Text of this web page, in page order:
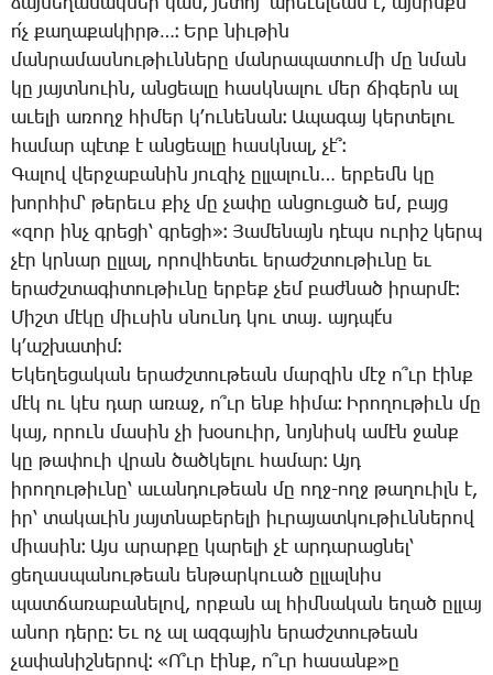
ձայ­նե­ղա­նակ­ներ կան, յե­տոյ՝ ա­րե­ւե­լեան է, այ­սինքն
ո՛չ քա­ղա­քա­կիրթ…։ Երբ նիւ­թին
ման­րա­մաս­նու­թիւն­նե­րը ման­րա­պա­տու­մի մը նման
կը յայտ­նուին, ան­ցեա­լը հասկ­նա­լու մեր ճի­գերն ալ
ա­ւե­լի ա­ռողջ հի­մեր կ­՚ու­նե­նան։ Ա­պա­գայ կեր­տե­լու
հա­մար պէտք է ան­ցեա­լը հասկ­նալ, չէ՞։
­Գա­լով վեր­ջա­բա­նին յու­զիչ ըլ­լա­լուն… եր­բեմն կը
խոր­հիմ՝ թե­րեւս քիչ մը չա­փը ան­ցու­ցած եմ, բայց
«զոր ինչ գրե­ցի՝ գրե­ցի»։ ­Յա­մե­նայն դէպս ու­րիշ կերպ
չէր կրնար ըլ­լալ, ո­րով­հե­տեւ ե­րաժշ­տու­թիւ­նը եւ
ե­րաժշ­տա­գի­տու­թիւ­նը եր­բեք չեմ բաժ­նած ի­րար­մէ։
­Միշտ մէ­կը միւ­սին սնունդ կու տայ. այդ­պէ՛ս
կ­՚աշ­խա­տիմ։
Ե­կե­ղե­ցա­կան ե­րաժշ­տու­թեան մար­զին մէջ ո՞ւր էինք
մէկ ու կէս դար ա­ռաջ, ո՞ւր ենք հի­մա։ Ի­րո­ղու­թիւն մը
կայ, ո­րուն մա­սին չի խօ­սո­ւիր, նոյ­նիսկ ա­մէն ջանք
կը թա­փո­ւի վրան ծած­կե­լու հա­մար։ Այդ
ի­րո­ղու­թիւ­նը՝ ա­ւան­դու­թեան մը ողջ-ողջ թա­ղո­ւիլն է,
իր՝ տա­կա­ւին յայտ­նա­բե­րե­լի իւ­րա­յատ­կու­թիւն­նե­րով
միա­սին։ Այս ա­րար­քը կա­րե­լի չէ ար­դա­րաց­նել՝
ցե­ղաս­պա­նու­թեան են­թար­կո­ւած ըլ­լալ­նիս
պատ­ճա­ռա­բա­նե­լով, որ­քան ալ հիմ­նա­կան ե­ղած ըլ­լայ
ա­նոր դե­րը։ Եւ ոչ ալ ազ­գա­յին ե­րաժշ­տու­թեան
չա­փա­նիշ­նե­րով։ «Ո՞ւր էինք, ո՞ւր հա­սանք»ը